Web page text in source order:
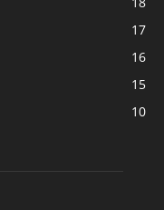
17
16
15
10